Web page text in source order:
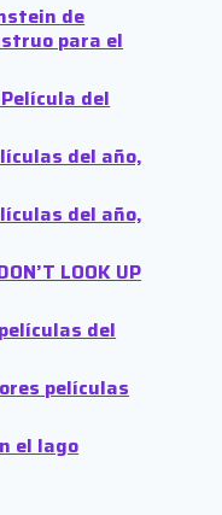
de
para el
Película del
del año,
del año,
LOOK UP
del
películas
el lago